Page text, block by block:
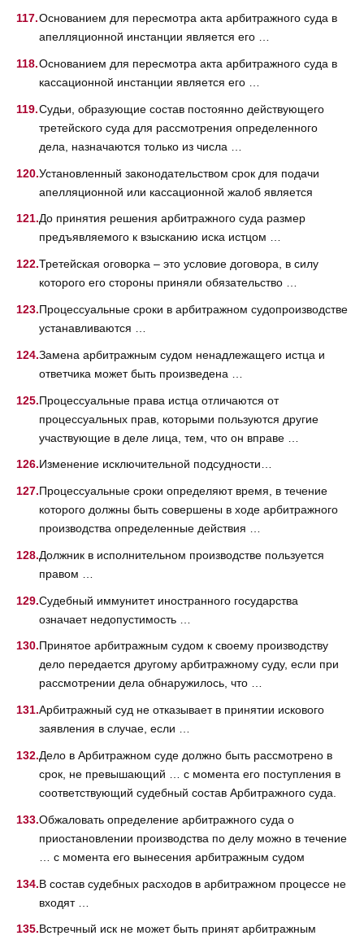
Основанием для пересмотра акта арбитражного суда в
апелляционной инстанции является его …
Основанием для пересмотра акта арбитражного суда в
кассационной инстанции является его …
Судьи, образующие состав постоянно действующего
третейского суда для рассмотрения определенного
дела, назначаются только из числа …
Установленный законодательством срок для подачи
апелляционной или кассационной жалоб является
До принятия решения арбитражного суда размер
предъявляемого к взысканию иска истцом …
Третейская оговорка – это условие договора, в силу
которого его стороны приняли обязательство …
Процессуальные сроки в арбитражном судопроизводстве
устанавливаются …
Замена арбитражным судом ненадлежащего истца и
ответчика может быть произведена …
Процессуальные права истца отличаются от
процессуальных прав, которыми пользуются другие
участвующие в деле лица, тем, что он вправе …
Изменение исключительной подсудности…
Процессуальные сроки определяют время, в течение
которого должны быть совершены в ходе арбитражного
производства определенные действия …
Должник в исполнительном производстве пользуется
правом …
Судебный иммунитет иностранного государства
означает недопустимость …
Принятое арбитражным судом к своему производству
дело передается другому арбитражному суду, если при
рассмотрении дела обнаружилось, что …
Арбитражный суд не отказывает в принятии искового
заявления в случае, если …
Дело в Арбитражном суде должно быть рассмотрено в
срок, не превышающий … с момента его поступления в
соответствующий судебный состав Арбитражного суда.
Обжаловать определение арбитражного суда о
приостановлении производства по делу можно в течение
… с момента его вынесения арбитражным судом
В состав судебных расходов в арбитражном процессе не
входят …
Встречный иск не может быть принят арбитражным